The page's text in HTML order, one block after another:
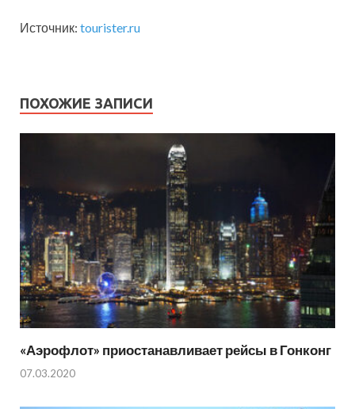
Источник: tourister.ru
ПОХОЖИЕ ЗАПИСИ
«Аэрофлот» приостанавливает рейсы в Гонконг
07.03.2020